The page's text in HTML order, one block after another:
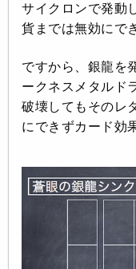
サイクロンで発動
貨までは無効にで
ですから、銀龍を
ークネスメタルド
破壊してもそのレ
にできずカード効